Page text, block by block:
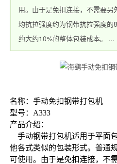
用。由于是免扣连接，不需要
均抗拉强度约为钢带抗拉强度
约大约10%的整体包装成本。 ...
名称：手动免扣钢带打包机
型号：A333
产品介绍：
手动钢带打包机适用于平面
他各式类似的包装形式。普通
可使用。由于是免扣连接，不